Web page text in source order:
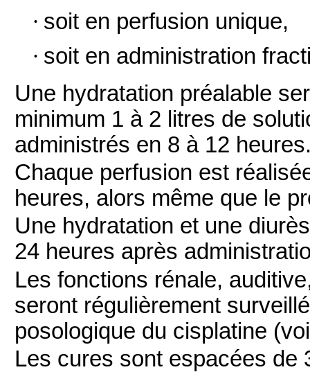
· soit en perfusion unique,
· soit en administration
Une hydratation préalable
minimum 1 à 2 litres de
administrés en 8 à 12
Chaque perfusion est
heures, alors même que le
Une hydratation et une
24 heures après
Les fonctions rénale,
seront régulièrement
posologique du cisplatine
Les cures sont espacées de